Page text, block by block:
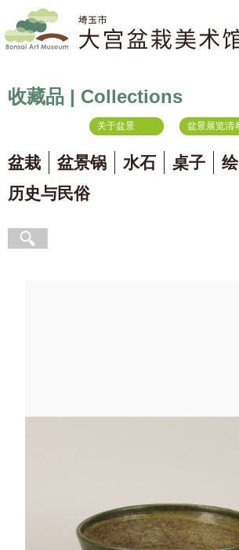
收藏品 | Collections
关于盆景 盆景展览清
盆栽 盆景锅 水石 桌子
历史与民俗